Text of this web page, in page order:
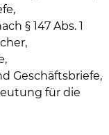
§ 147 Abs. 1
Geschäftsbriefe,
für die